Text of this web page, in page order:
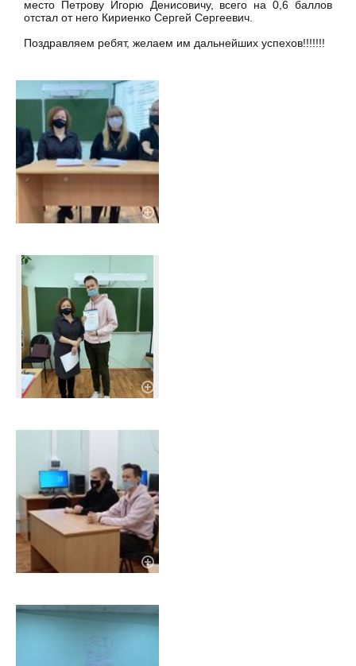
место Петрову Игорю Денисовичу, всего на 0,6 баллов
отстал от него Кириенко Сергей Сергеевич.
Поздравляем ребят, желаем им дальнейших успехов!!!!!!!